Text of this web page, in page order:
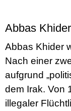
Abbas Khider
Abbas Khider
Nach einer
aufgrund
dem Irak. Von
illegaler